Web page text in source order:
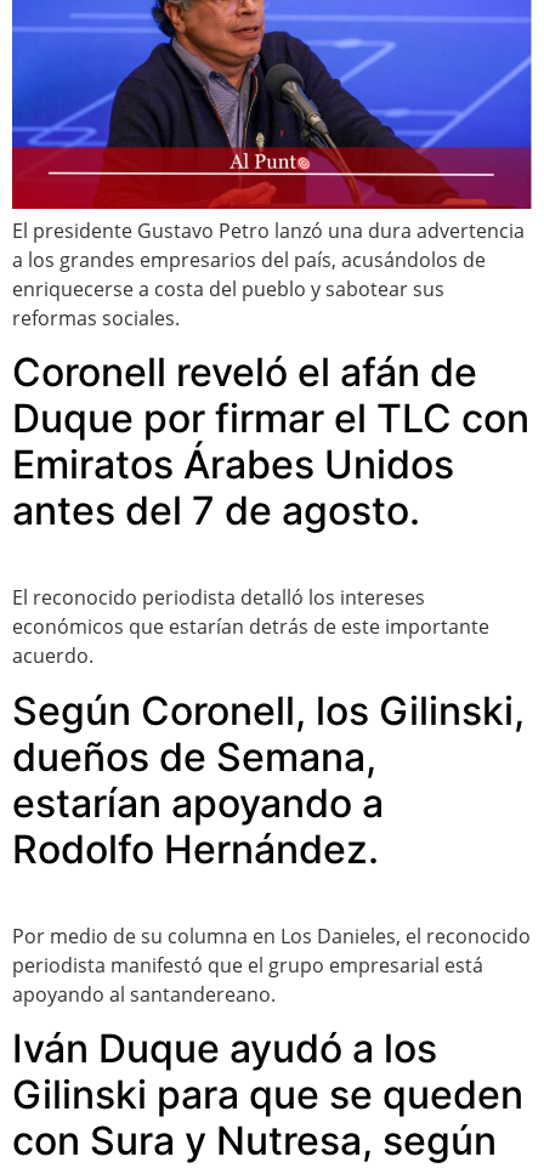
El presidente Gustavo Petro lanzó una dura advertencia
a los grandes empresarios del país, acusándolos de
enriquecerse a costa del pueblo y sabotear sus
reformas sociales.
Coronell reveló el afán de
Duque por firmar el TLC con
Emiratos Árabes Unidos
antes del 7 de agosto.
El reconocido periodista detalló los intereses
económicos que estarían detrás de este importante
acuerdo.
Según Coronell, los Gilinski,
dueños de Semana,
estarían apoyando a
Rodolfo Hernández.
Por medio de su columna en Los Danieles, el reconocido
periodista manifestó que el grupo empresarial está
apoyando al santandereano.
Iván Duque ayudó a los
Gilinski para que se queden
con Sura y Nutresa, según